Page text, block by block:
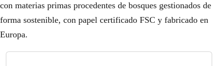
con materias primas procedentes de bosques gestionados de
forma sostenible, con papel certificado FSC y fabricado en
Europa.